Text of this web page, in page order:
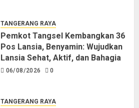
TANGERANG RAYA
Pemkot Tangsel Kembangkan 36
Pos Lansia, Benyamin: Wujudkan
Lansia Sehat, Aktif, dan Bahagia
06/08/2026 0
TANGERANG RAYA